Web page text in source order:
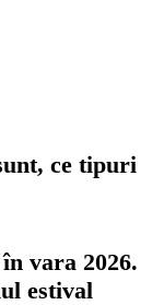
ce tipuri
vara 2026.
estival